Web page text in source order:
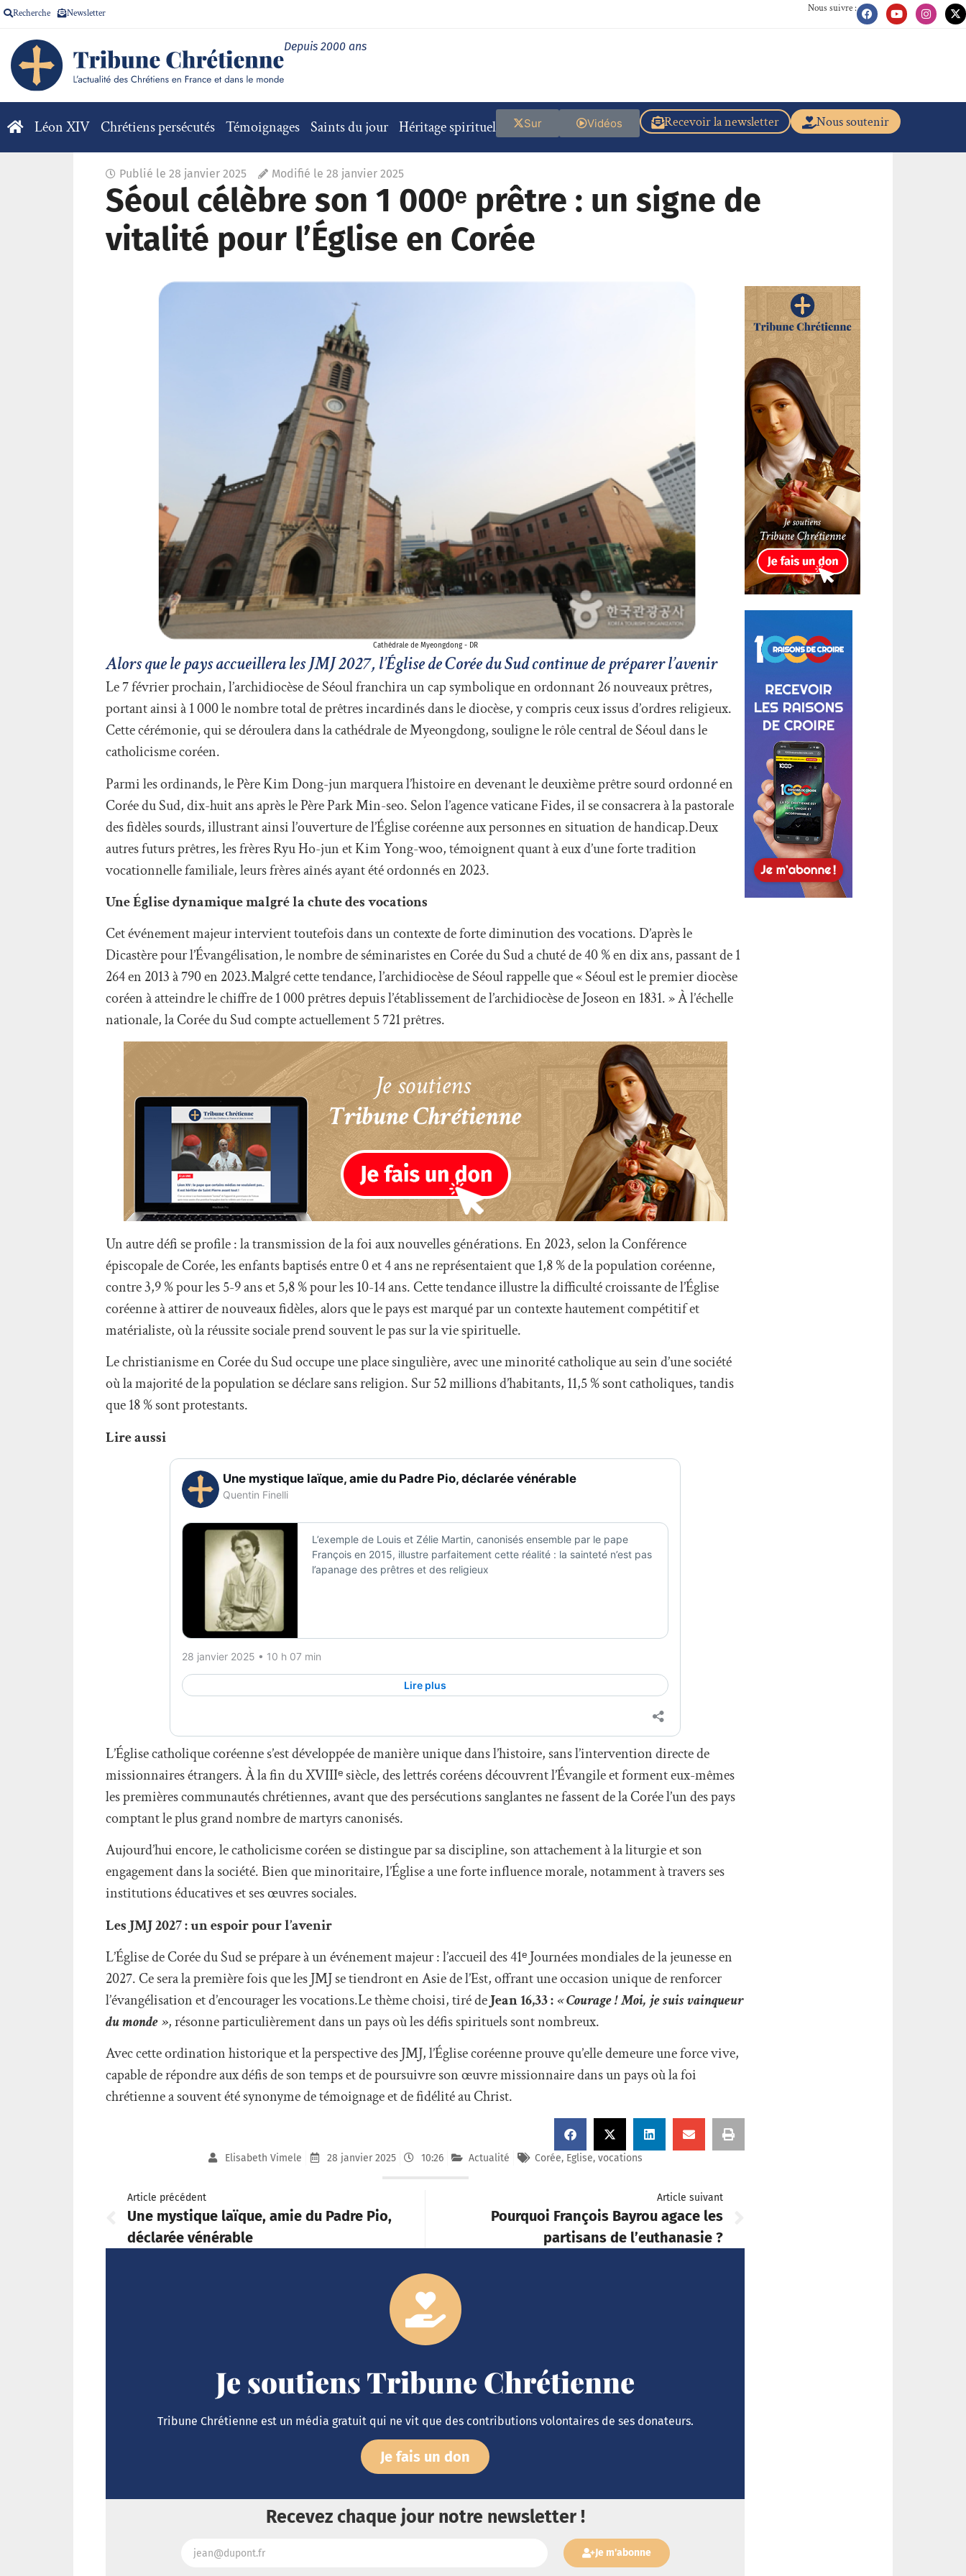
Recherche Newsletter Nous suivre :
Depuis 2000 ans
Léon XIV Chrétiens persécutés Témoignages Saints du jour Héritage spirituel Nous soutenir
Recevoir la newsletter
Vidéos
Sur
Publié le 28 janvier 2025 Modifié le 28 janvier 2025
Séoul célèbre son 1 000ᵉ prêtre : un signe de
vitalité pour l’Église en Corée
Cathédrale de Myeongdong - DR
Alors que le pays accueillera les JMJ 2027, l’Église de Corée du Sud continue de préparer l’avenir
Le 7 février prochain, l’archidiocèse de Séoul franchira un cap symbolique en ordonnant 26 nouveaux prêtres,
portant ainsi à 1 000 le nombre total de prêtres incardinés dans le diocèse, y compris ceux issus d’ordres religieux.
Cette cérémonie, qui se déroulera dans la cathédrale de Myeongdong, souligne le rôle central de Séoul dans le
catholicisme coréen.
Parmi les ordinands, le Père Kim Dong-jun marquera l’histoire en devenant le deuxième prêtre sourd ordonné en
Corée du Sud, dix-huit ans après le Père Park Min-seo. Selon l’agence vaticane Fides, il se consacrera à la pastorale
des fidèles sourds, illustrant ainsi l’ouverture de l’Église coréenne aux personnes en situation de handicap.Deux
autres futurs prêtres, les frères Ryu Ho-jun et Kim Yong-woo, témoignent quant à eux d’une forte tradition
vocationnelle familiale, leurs frères aînés ayant été ordonnés en 2023.
Une Église dynamique malgré la chute des vocations
Cet événement majeur intervient toutefois dans un contexte de forte diminution des vocations. D’après le
Dicastère pour l’Évangélisation, le nombre de séminaristes en Corée du Sud a chuté de 40 % en dix ans, passant de 1
264 en 2013 à 790 en 2023.Malgré cette tendance, l’archidiocèse de Séoul rappelle que « Séoul est le premier diocèse
coréen à atteindre le chiffre de 1 000 prêtres depuis l’établissement de l’archidiocèse de Joseon en 1831. » À l’échelle
nationale, la Corée du Sud compte actuellement 5 721 prêtres.
Un autre défi se profile : la transmission de la foi aux nouvelles générations. En 2023, selon la Conférence
épiscopale de Corée, les enfants baptisés entre 0 et 4 ans ne représentaient que 1,8 % de la population coréenne,
contre 3,9 % pour les 5-9 ans et 5,8 % pour les 10-14 ans. Cette tendance illustre la difficulté croissante de l’Église
coréenne à attirer de nouveaux fidèles, alors que le pays est marqué par un contexte hautement compétitif et
matérialiste, où la réussite sociale prend souvent le pas sur la vie spirituelle.
Le christianisme en Corée du Sud occupe une place singulière, avec une minorité catholique au sein d’une société
où la majorité de la population se déclare sans religion. Sur 52 millions d’habitants, 11,5 % sont catholiques, tandis
que 18 % sont protestants.
Lire aussi
L’Église catholique coréenne s’est développée de manière unique dans l’histoire, sans l’intervention directe de
missionnaires étrangers. À la fin du XVIIIᵉ siècle, des lettrés coréens découvrent l’Évangile et forment eux-mêmes
les premières communautés chrétiennes, avant que des persécutions sanglantes ne fassent de la Corée l’un des pays
comptant le plus grand nombre de martyrs canonisés.
Aujourd’hui encore, le catholicisme coréen se distingue par sa discipline, son attachement à la liturgie et son
engagement dans la société. Bien que minoritaire, l’Église a une forte influence morale, notamment à travers ses
institutions éducatives et ses œuvres sociales.
Les JMJ 2027 : un espoir pour l’avenir
L’Église de Corée du Sud se prépare à un événement majeur : l’accueil des 41ᵉ Journées mondiales de la jeunesse en
2027. Ce sera la première fois que les JMJ se tiendront en Asie de l’Est, offrant une occasion unique de renforcer
l’évangélisation et d’encourager les vocations.Le thème choisi, tiré deJean 16,33 :« Courage ! Moi, je suis vainqueur
du monde », résonne particulièrement dans un pays où les défis spirituels sont nombreux.
Avec cette ordination historique et la perspective des JMJ, l’Église coréenne prouve qu’elle demeure une force vive,
capable de répondre aux défis de son temps et de poursuivre son œuvre missionnaire dans un pays où la foi
chrétienne a souvent été synonyme de témoignage et de fidélité au Christ.
Elisabeth Vimele 28 janvier 2025 10:26 Actualité Corée, Eglise,vocations
Article précédent
Une mystique laïque, amie du Padre Pio,
déclarée vénérable
Article suivant
Pourquoi François Bayrou agace les
partisans de l’euthanasie ?
Je soutiens Tribune Chrétienne
Tribune Chrétienne est un média gratuit qui ne vit que des contributions volontaires de ses donateurs.
Je fais un don
Recevez chaque jour notre newsletter !
Je m'abonne